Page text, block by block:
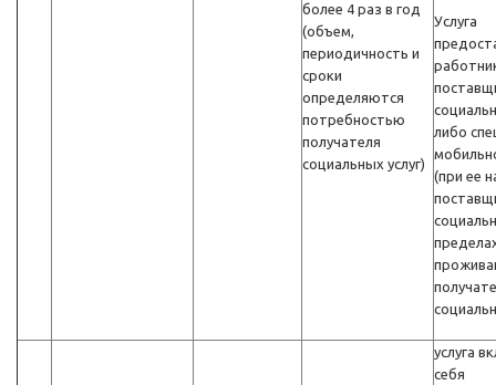
более 4 раз в год
(объем,
периодичность и
сроки
определяются
потребностью
получателя
социальных услуг)
Услуга
либо
(при ее
услуга
себя